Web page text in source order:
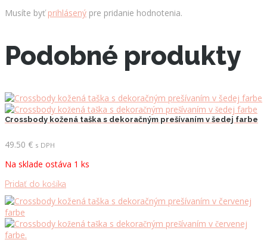
Musíte byť prihlásený pre pridanie hodnotenia.
Podobné produkty
Crossbody kožená taška s dekoračným prešívaním v šedej farbe
49.50 € s DPH
Na sklade ostáva 1 ks
Pridať do košíka